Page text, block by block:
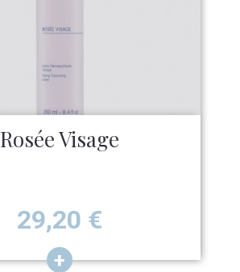
Rosée Visage
Prix
29,20 €